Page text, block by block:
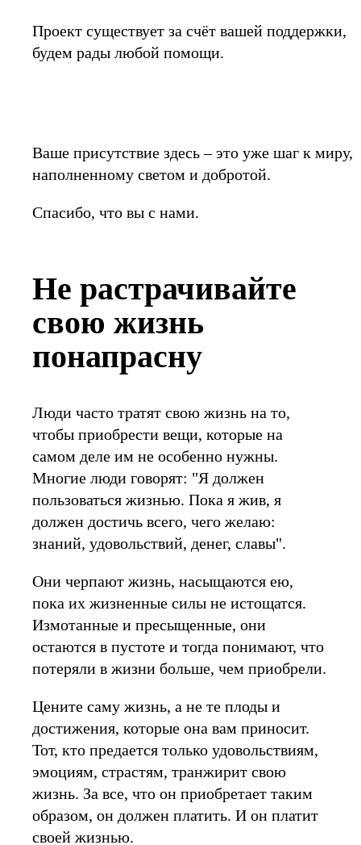
Проект существует за счёт вашей поддержки,
будем рады любой помощи.
Ваше присутствие здесь – это уже шаг к миру,
наполненному светом и добротой.
Спасибо, что вы с нами.
Не растрачивайте
свою жизнь
понапрасну
Люди часто тратят свою жизнь на то,
чтобы приобрести вещи, которые на
самом деле им не особенно нужны.
Многие люди говорят: "Я должен
пользоваться жизнью. Пока я жив, я
должен достичь всего, чего желаю:
знаний, удовольствий, денег, славы".
Они черпают жизнь, насыщаются ею,
пока их жизненные силы не истощатся.
Измотанные и пресыщенные, они
остаются в пустоте и тогда понимают, что
потеряли в жизни больше, чем приобрели.
Цените саму жизнь, а не те плоды и
достижения, которые она вам приносит.
Тот, кто предается только удовольствиям,
эмоциям, страстям, транжирит свою
жизнь. За все, что он приобретает таким
образом, он должен платить. И он платит
своей жизнью.